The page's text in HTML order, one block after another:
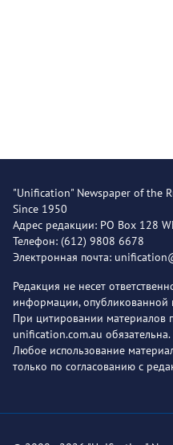
"Unification" Newspaper of the
Since 1950
Адрес редакции: PO Box 128
Телефон: (612) 9808 6678
Электронная почта:
Редакция не несет
информации, опубликованной
При цитировании материалов
unification.com.au обязательна.
Любое использование
только по согласованию с